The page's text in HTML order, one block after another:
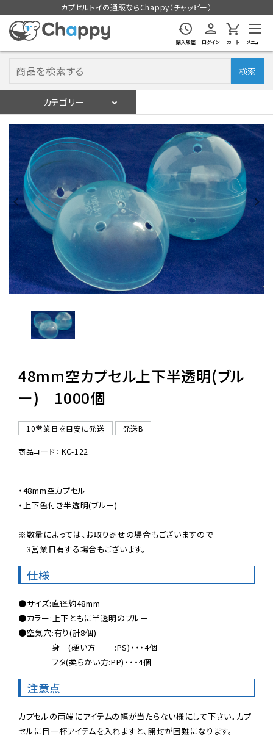
カプセルトイの通販ならChappy（チャッピー）
購入履歴 ログイン カート メニュー
検索
カテゴリー
ログイン 会員登録
入荷スケジュールをチェック
カプセルトイマシン本体
カプセルトイ
販促用空カプセル
レンタル
景品・玩具・文具
よくあるご質問
06-6282-7659
48mm空カプセル上下半透明(ブル
ー) 1000個
10営業日を目安に発送 発送B
商品コード： KC-122
・48mm空カプセル
・上下色付き半透明(ブルー)
※数量によっては、お取り寄せの場合もございますので
3営業日有する場合もございます。
仕様
●サイズ:直径約48mm
●カラー:上下ともに半透明のブルー
●空気穴:有り(計8個)
身　(硬い方　　 :PS)・・・4個
フタ(柔らかい方:PP)・・・4個
注意点
カプセルの両端にアイテムの幅が当たらない様にして下さい。カプ
セルに目一杯アイテムを入れますと、開封が困難になります。